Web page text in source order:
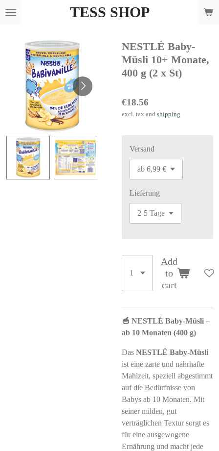
Skip
content
TESS SHOP
NESTLÉ Baby-
Müsli 10+ Monate,
400 g (2 x St)
€18.56
excl. tax and shipping
Versand
Lieferung
Add
to
cart
🥣 NESTLÉ Baby-Müsli –
ab 10 Monaten (400 g)
Das NESTLÉ Baby-Müsli
ist eine zarte und nahrhafte
Mahlzeit, speziell abgestimmt
auf die Bedürfnisse von
Babys ab 10 Monaten. Mit
seiner milden, gut
verträglichen Textur sorgt es
für eine ausgewogene
Ernährung und macht jede